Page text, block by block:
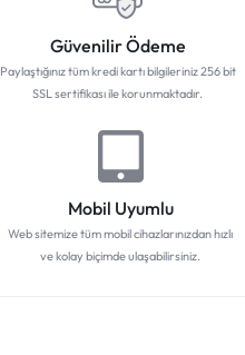
Güvenilir Ödeme
Paylaştığınız tüm kredi kartı bilgileriniz 256 bit
SSL sertifikası ile korunmaktadır.
Mobil Uyumlu
Web sitemize tüm mobil cihazlarınızdan hızlı
ve kolay biçimde ulaşabilirsiniz.